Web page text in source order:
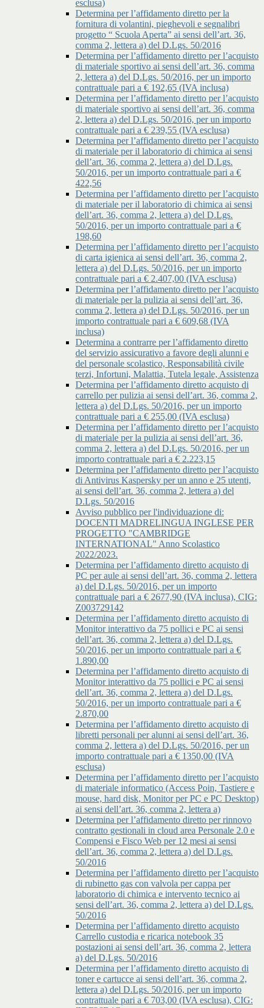
esclusa)
Determina per l’affidamento diretto per la
fornitura di volantini, pieghevoli e segnalibri
progetto “ Scuola Aperta” ai sensi dell’art. 36,
comma 2, lettera a) del D.Lgs. 50/2016
Determina per l’affidamento diretto per l’acquisto
di materiale sportivo ai sensi dell’art. 36, comma
2, lettera a) del D.Lgs. 50/2016, per un importo
contrattuale pari a € 192,65 (IVA inclusa)
Determina per l’affidamento diretto per l’acquisto
di materiale sportivo ai sensi dell’art. 36, comma
2, lettera a) del D.Lgs. 50/2016, per un importo
contrattuale pari a € 239,55 (IVA esclusa)
Determina per l’affidamento diretto per l’acquisto
di materiale per il laboratorio di chimica ai sensi
dell’art. 36, comma 2, lettera a) del D.Lgs.
50/2016, per un importo contrattuale pari a €
422,56
Determina per l’affidamento diretto per l’acquisto
di materiale per il laboratorio di chimica ai sensi
dell’art. 36, comma 2, lettera a) del D.Lgs.
50/2016, per un importo contrattuale pari a €
198,60
Determina per l’affidamento diretto per l’acquisto
di carta igienica ai sensi dell’art. 36, comma 2,
lettera a) del D.Lgs. 50/2016, per un importo
contrattuale pari a € 2.407,00 (IVA esclusa)
Determina per l’affidamento diretto per l’acquisto
di materiale per la pulizia ai sensi dell’art. 36,
comma 2, lettera a) del D.Lgs. 50/2016, per un
importo contrattuale pari a € 609,68 (IVA
inclusa)
Determina a contrarre per l’affidamento diretto
del servizio assicurativo a favore degli alunni e
del personale scolastico, Responsabilità civile
terzi, Infortuni, Malattia, Tutela legale, Assistenza
Determina per l’affidamento diretto acquisto di
carrello per pulizia ai sensi dell’art. 36, comma 2,
lettera a) del D.Lgs. 50/2016, per un importo
contrattuale pari a € 255,00 (IVA esclusa)
Determina per l’affidamento diretto per l’acquisto
di materiale per la pulizia ai sensi dell’art. 36,
comma 2, lettera a) del D.Lgs. 50/2016, per un
importo contrattuale pari a € 2.223,15
Determina per l’affidamento diretto per l’acquisto
di Antivirus Kaspersky per un anno e 25 utenti,
ai sensi dell’art. 36, comma 2, lettera a) del
D.Lgs. 50/2016
Avviso pubblico per l'individuazione di:
DOCENTI MADRELINGUA INGLESE PER
PROGETTO "CAMBRIDGE
INTERNATIONAL" Anno Scolastico
2022/2023.
Determina per l’affidamento diretto acquisto di
PC per aule ai sensi dell’art. 36, comma 2, lettera
a) del D.Lgs. 50/2016, per un importo
contrattuale pari a € 2677,90 (IVA inclusa), CIG:
Z003729142
Determina per l’affidamento diretto acquisto di
Monitor interattivo da 75 pollici e PC ai sensi
dell’art. 36, comma 2, lettera a) del D.Lgs.
50/2016, per un importo contrattuale pari a €
1.890,00
Determina per l’affidamento diretto acquisto di
Monitor interattivo da 75 pollici e PC ai sensi
dell’art. 36, comma 2, lettera a) del D.Lgs.
50/2016, per un importo contrattuale pari a €
2.870,00
Determina per l’affidamento diretto acquisto di
libretti personali per alunni ai sensi dell’art. 36,
comma 2, lettera a) del D.Lgs. 50/2016, per un
importo contrattuale pari a € 1350,00 (IVA
esclusa)
Determina per l’affidamento diretto per l’acquisto
di materiale informatico (Access Poin, Tastiere e
mouse, hard disk, Monitor per PC e PC Desktop)
ai sensi dell’art. 36, comma 2, lettera a)
Determina per l’affidamento diretto per rinnovo
contratto gestionali in cloud area Personale 2.0 e
Compensi e Fisco Web per 12 mesi ai sensi
dell’art. 36, comma 2, lettera a) del D.Lgs.
50/2016
Determina per l’affidamento diretto per l’acquisto
di rubinetto gas con valvola per cappa per
laboratorio di chimica e intervento tecnico ai
sensi dell’art. 36, comma 2, lettera a) del D.Lgs.
50/2016
Determina per l’affidamento diretto acquisto
Carrello custodia e ricarica notebook 35
postazioni ai sensi dell’art. 36, comma 2, lettera
a) del D.Lgs. 50/2016
Determina per l’affidamento diretto acquisto di
toner e cartucce ai sensi dell’art. 36, comma 2,
lettera a) del D.Lgs. 50/2016, per un importo
contrattuale pari a € 703,00 (IVA esclusa), CIG: